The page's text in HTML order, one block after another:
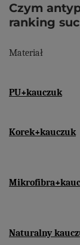
Czym
ranking
Materiał
PU+kauczuk
Korek+kauczuk
Naturalny